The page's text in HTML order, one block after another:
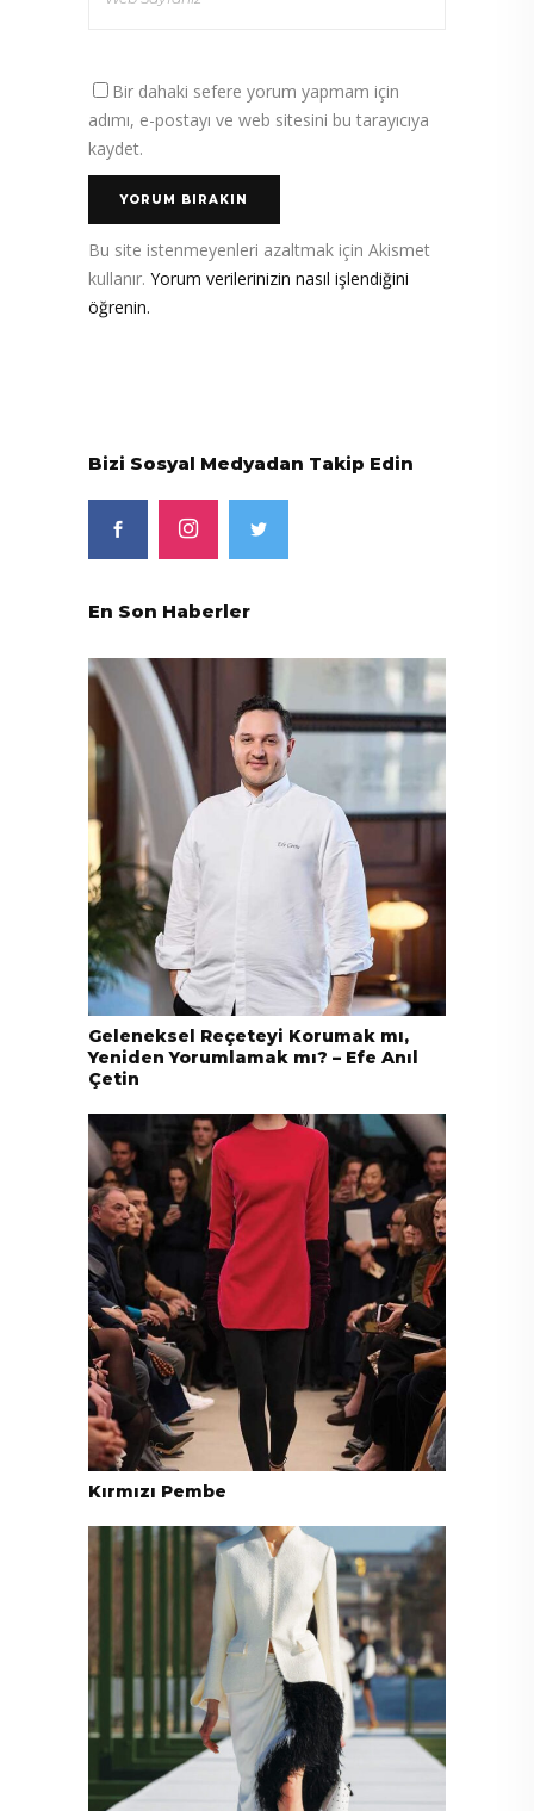
Bir dahaki sefere yorum yapmam için
adımı, e-postayı ve web sitesini bu tarayıcıya
kaydet.
Bu site istenmeyenleri azaltmak için Akismet
kullanır. Yorum verilerinizin nasıl işlendiğini
öğrenin.
Bizi Sosyal Medyadan Takip Edin
En Son Haberler
Geleneksel Reçeteyi Korumak mı,
Yeniden Yorumlamak mı? – Efe Anıl
Çetin
Kırmızı Pembe